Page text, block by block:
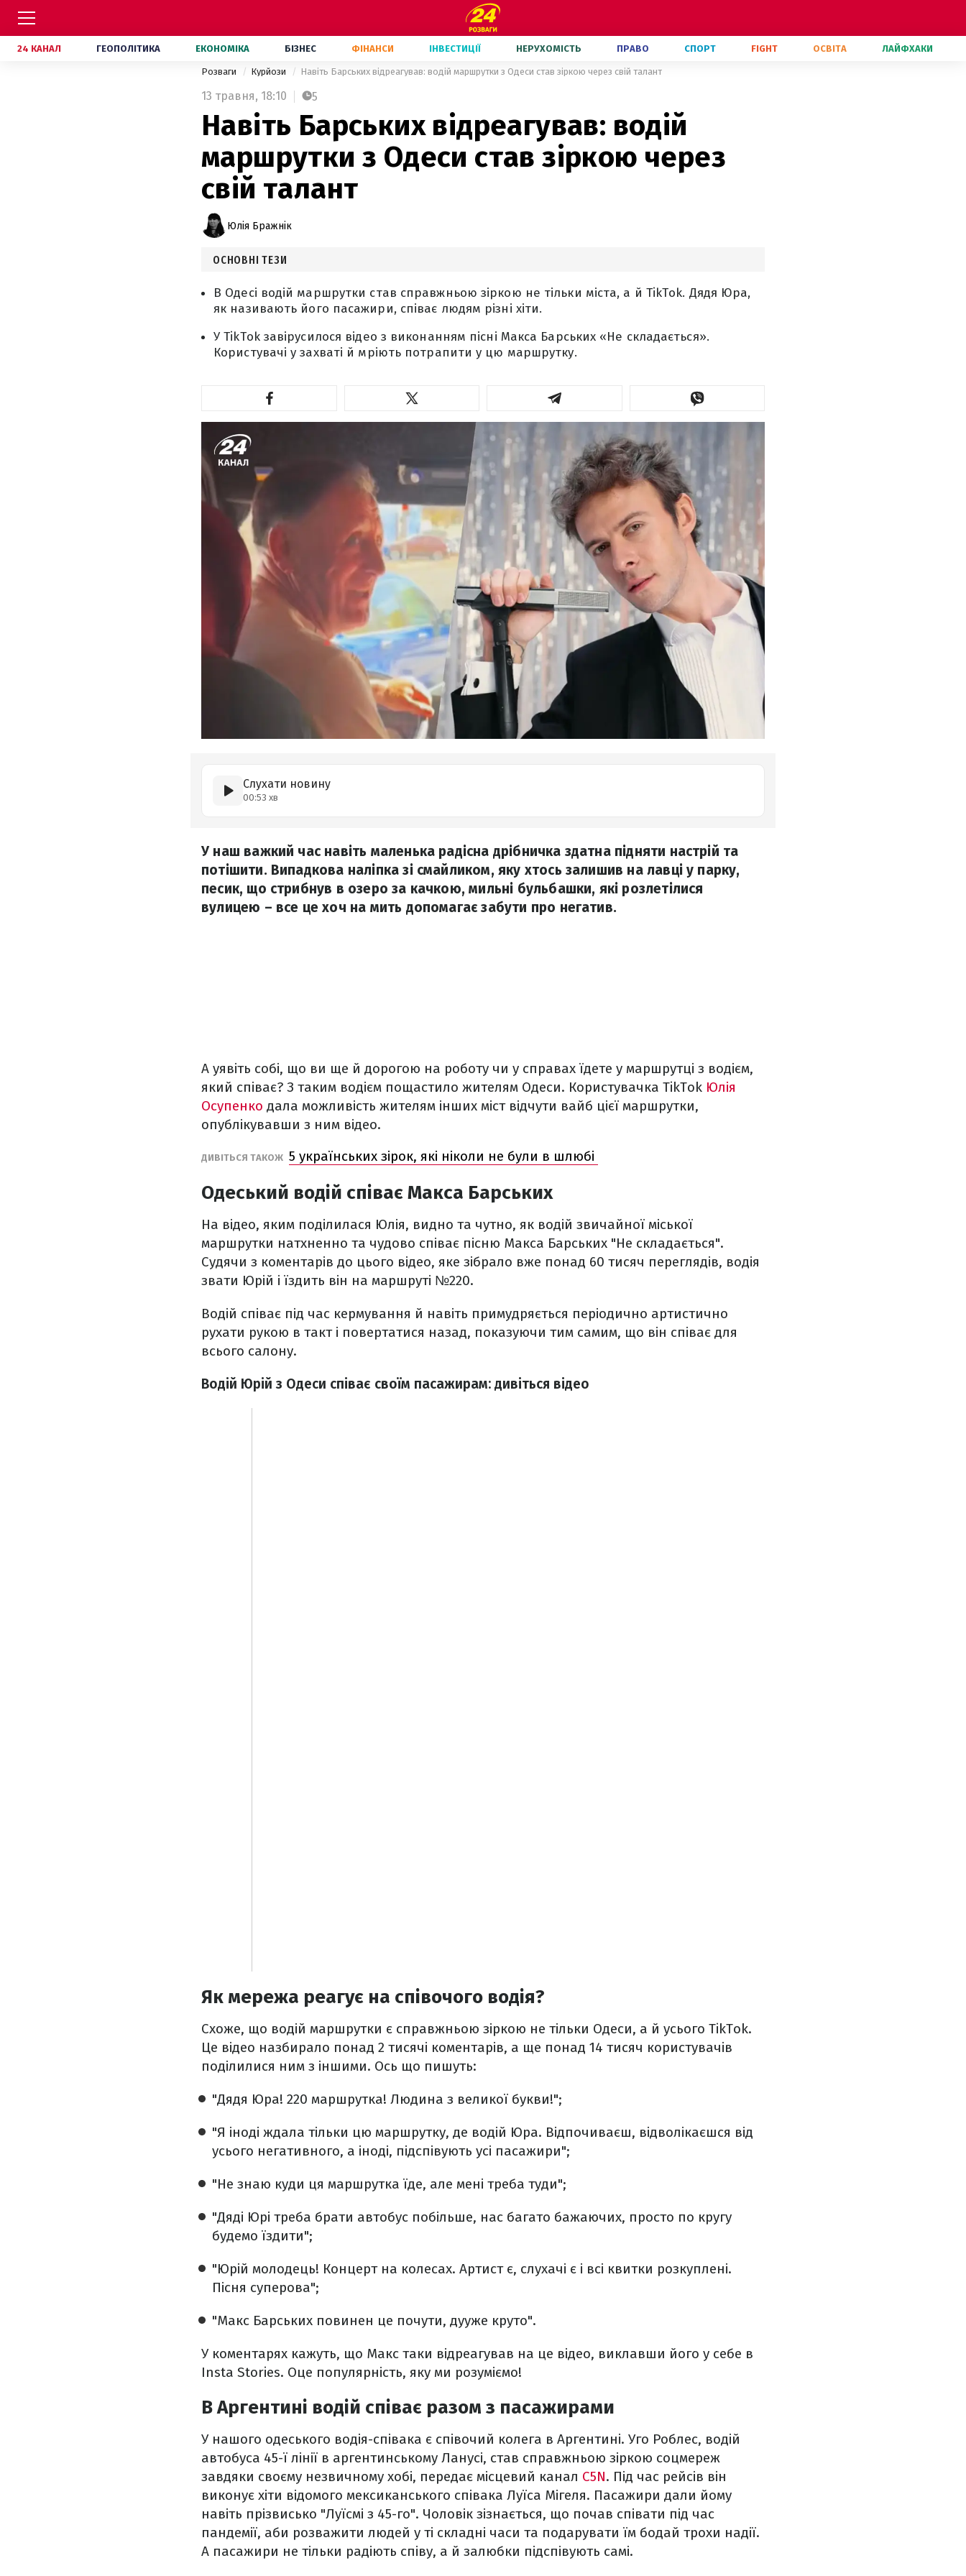
24 КАНАЛ ГЕОПОЛІТИКА ЕКОНОМІКА БІЗНЕС ФІНАНСИ ІНВЕСТИЦІЇ НЕРУХОМІСТЬ ПРАВО СПОРТ FIGHT ОСВІТА ЛАЙФХАКИ
Розваги Курйози Навіть Барських відреагував: водій маршрутки з Одеси став зіркою через свій талант
13 травня, 18:10 5
Навіть Барських відреагував: водій
маршрутки з Одеси став зіркою через
свій талант
Юлія Бражнік
ОСНОВНІ ТЕЗИ
В Одесі водій маршрутки став справжньою зіркою не тільки міста, а й TikTok. Дядя Юра,
як називають його пасажири, співає людям різні хіти.
У TikTok завірусилося відео з виконанням пісні Макса Барських «Не складається».
Користувачі у захваті й мріють потрапити у цю маршрутку.
Слухати новину
00:53 хв
У наш важкий час навіть маленька радісна дрібничка здатна підняти настрій та
потішити. Випадкова наліпка зі смайликом, яку хтось залишив на лавці у парку,
песик, що стрибнув в озеро за качкою, мильні бульбашки, які розлетілися
вулицею – все це хоч на мить допомагає забути про негатив.
А уявіть собі, що ви ще й дорогою на роботу чи у справах їдете у маршрутці з водієм,
який співає? З таким водієм пощастило жителям Одеси. Користувачка TikTok Юлія
Осупенко дала можливість жителям інших міст відчути вайб цієї маршрутки,
опублікувавши з ним відео.
ДИВІТЬСЯ ТАКОЖ 5 українських зірок, які ніколи не були в шлюбі
Одеський водій співає Макса Барських
На відео, яким поділилася Юлія, видно та чутно, як водій звичайної міської
маршрутки натхненно та чудово співає пісню Макса Барських "Не складається".
Судячи з коментарів до цього відео, яке зібрало вже понад 60 тисяч переглядів, водія
звати Юрій і їздить він на маршруті №220.
Водій співає під час кермування й навіть примудряється періодично артистично
рухати рукою в такт і повертатися назад, показуючи тим самим, що він співає для
всього салону.
Водій Юрій з Одеси співає своїм пасажирам: дивіться відео
Як мережа реагує на співочого водія?
Схоже, що водій маршрутки є справжньою зіркою не тільки Одеси, а й усього TikTok.
Це відео назбирало понад 2 тисячі коментарів, а ще понад 14 тисяч користувачів
поділилися ним з іншими. Ось що пишуть:
"Дядя Юра! 220 маршрутка! Людина з великої букви!";
"Я іноді ждала тільки цю маршрутку, де водій Юра. Відпочиваєш, відволікаєшся від
усього негативного, а іноді, підспівують усі пасажири";
"Не знаю куди ця маршрутка їде, але мені треба туди";
"Дяді Юрі треба брати автобус побільше, нас багато бажаючих, просто по кругу
будемо їздити";
"Юрій молодець! Концерт на колесах. Артист є, слухачі є і всі квитки розкуплені.
Пісня суперова";
"Макс Барських повинен це почути, дууже круто".
У коментарях кажуть, що Макс таки відреагував на це відео, виклавши його у себе в
Insta Stories. Оце популярність, яку ми розуміємо!
В Аргентині водій співає разом з пасажирами
У нашого одеського водія-співака є співочий колега в Аргентині. Уго Роблес, водій
автобуса 45-ї лінії в аргентинському Ланусі, став справжньою зіркою соцмереж
завдяки своєму незвичному хобі, передає місцевий канал C5N. Під час рейсів він
виконує хіти відомого мексиканського співака Луїса Мігеля. Пасажири дали йому
навіть прізвисько "Луїсмі з 45-го". Чоловік зізнається, що почав співати під час
пандемії, аби розважити людей у ті складні часи та подарувати їм бодай трохи надії.
А пасажири не тільки радіють співу, а й залюбки підспівують самі.